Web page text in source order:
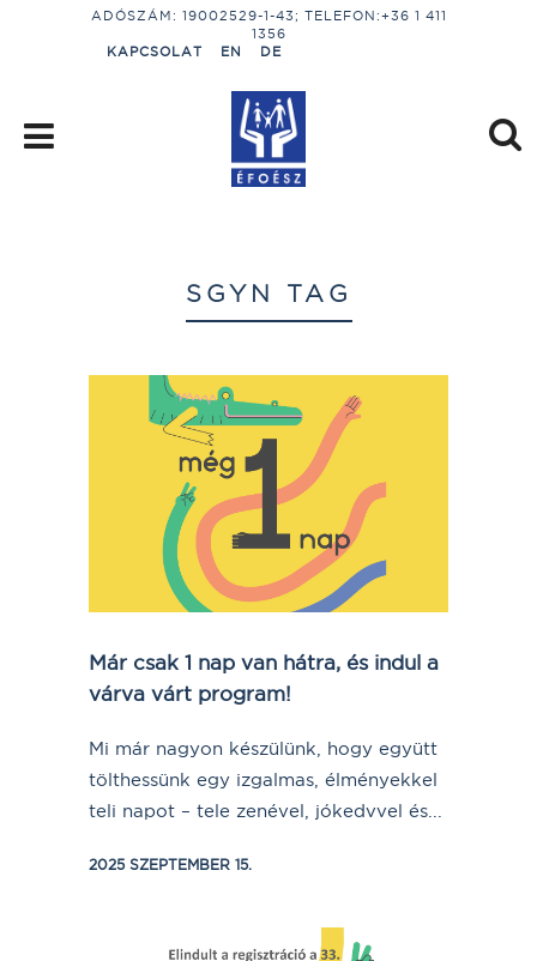
ADÓSZÁM: 19002529-1-43; TELEFON:+36 1 411
1356
KAPCSOLAT
EN DE
SGYN TAG
Már csak 1 nap van hátra, és indul a
várva várt program!
Mi már nagyon készülünk, hogy együtt
tölthessünk egy izgalmas, élményekkel
teli napot – tele zenével, jókedvvel és...
2025 SZEPTEMBER 15.